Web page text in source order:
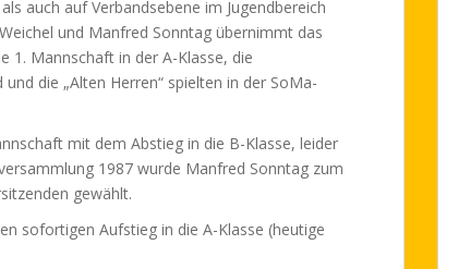
auch auf Verbandsebene im Jugendbereich
und Manfred Sonntag übernimmt das
1. Mannschaft in der A-Klasse, die
die „Alten Herren“ spielten in der SoMa-
mit dem Abstieg in die B-Klasse, leider
1987 wurde Manfred Sonntag zum
gewählt.
sofortigen Aufstieg in die A-Klasse (heutige